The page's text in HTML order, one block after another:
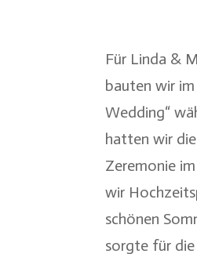
Für Linda &
bauten wir
Wedding“
hatten wir
Zeremonie
wir
schönen
sorgte für die